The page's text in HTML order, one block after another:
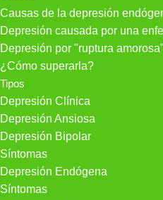
Causas de la depresión
Depresión causada por una
Depresión por "ruptura amorosa"
¿Cómo superarla?
Tipos
Depresión Clínica
Depresión Ansiosa
Depresión Bipolar
Síntomas
Depresión Endógena
Síntomas